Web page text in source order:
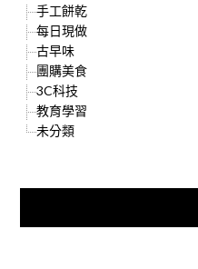
手工餅乾
每日現做
古早味
團購美食
3C科技
教育學習
未分類